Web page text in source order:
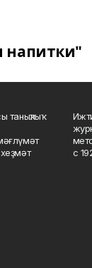
напитки"
с